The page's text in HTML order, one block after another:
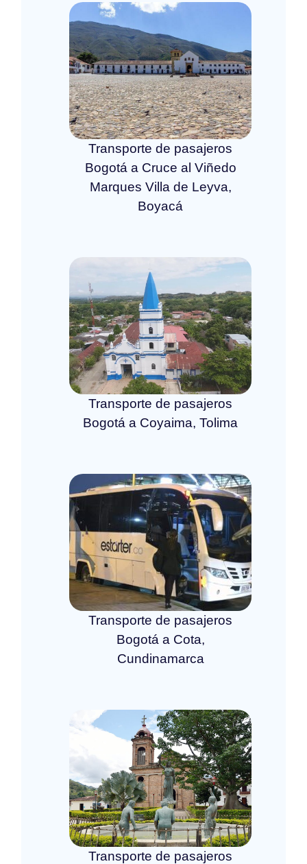
Transporte de pasajeros
Bogotá a Cruce al Viñedo
Marques Villa de Leyva,
Boyacá
Transporte de pasajeros
Bogotá a Coyaima, Tolima
Transporte de pasajeros
Bogotá a Cota,
Cundinamarca
Transporte de pasajeros